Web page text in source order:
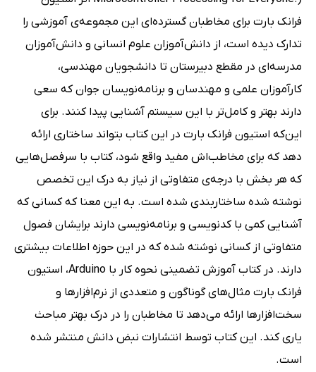
فرانک بارت برای مخاطبان گسترده‌ای این مجموعه‌ی آموزشی را
تدارک دیده است، از دانش‌آموزان علوم انسانی و دانش‌آموزان
مدرسه‌ای در مقطع دبیرستان تا دانشجویان مهندسی،
کارآموزان علمی و مهندسان و برنامه‌نویسان جوان که سعی
دارند بهتر و کامل‌تر با این سیستم آشنایی پیدا کنند. برای
این‌که استیون فرانک بارت در این کتاب بتواند ساختاری ارائه
دهد که برای مخاطب‌اش مفید واقع شود، کتاب با سرفصل‌هایی
که هر بخش با درجه‌ی متفاوتی از نیاز به درک این تخصص
نوشته شده ساختاربندی شده است. به این معنا که کسانی که
آشنایی کمی با کدنویسی و برنامه‌نویسی دارند برایشان فصول
متفاوتی از کسانی نوشته شده که در این حوزه اطلاعات بیشتری
دارند. در کتاب آموزش تضمینی نحوه کار با Arduino، استیون
فرانک بارت مثال‌های گوناگون و متعددی از نرم‌افزارها و
سخت‌افزارها ارائه می‌دهد تا مخاطبان را در درک بهتر مباحث
یاری کند. این کتاب توسط انتشارات نبض دانش منتشر شده
است.